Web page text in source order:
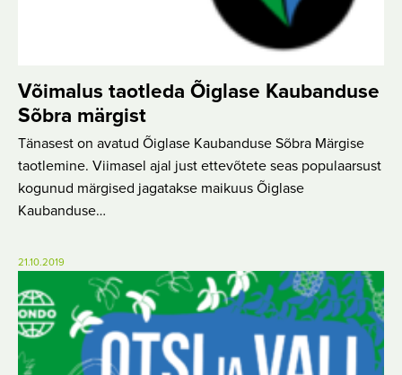
Võimalus taotleda Õiglase Kaubanduse
Sõbra märgist
Tänasest on avatud Õiglase Kaubanduse Sõbra Märgise
taotlemine. Viimasel ajal just ettevõtete seas populaarsust
kogunud märgised jagatakse maikuus Õiglase
Kaubanduse…
21.10.2019